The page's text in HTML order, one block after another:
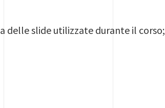
slide utilizzate durante il corso;